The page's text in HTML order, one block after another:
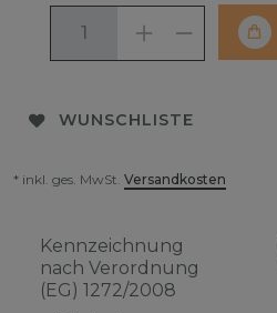
WUNSCHLISTE
* inkl. ges. MwSt. Versandkosten
Kennzeichnung
nach Verordnung
(EG) 1272/2008